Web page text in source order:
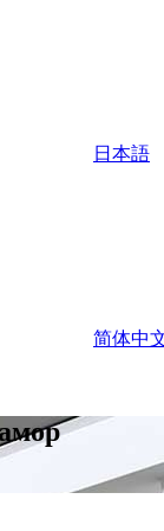
日本語
简体中